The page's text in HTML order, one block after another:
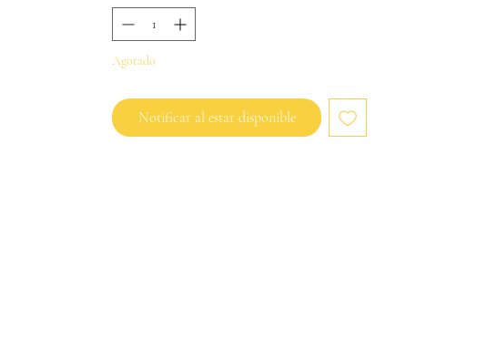
Agotado
Notificar al estar disponible